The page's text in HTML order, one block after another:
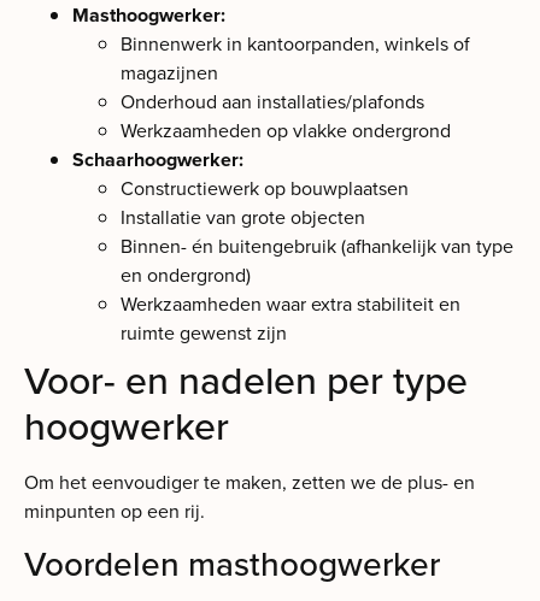
Masthoogwerker:
Binnenwerk in kantoorpanden, winkels of
magazijnen
Onderhoud aan installaties/plafonds
Werkzaamheden op vlakke ondergrond
Schaarhoogwerker:
Constructiewerk op bouwplaatsen
Installatie van grote objecten
Binnen- én buitengebruik (afhankelijk van type
en ondergrond)
Werkzaamheden waar extra stabiliteit en
ruimte gewenst zijn
Voor- en nadelen per type
hoogwerker
Om het eenvoudiger te maken, zetten we de plus- en
minpunten op een rij.
Voordelen masthoogwerker